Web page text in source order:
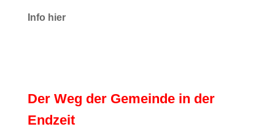
Info hier
Der Weg der Gemeinde in der
Endzeit